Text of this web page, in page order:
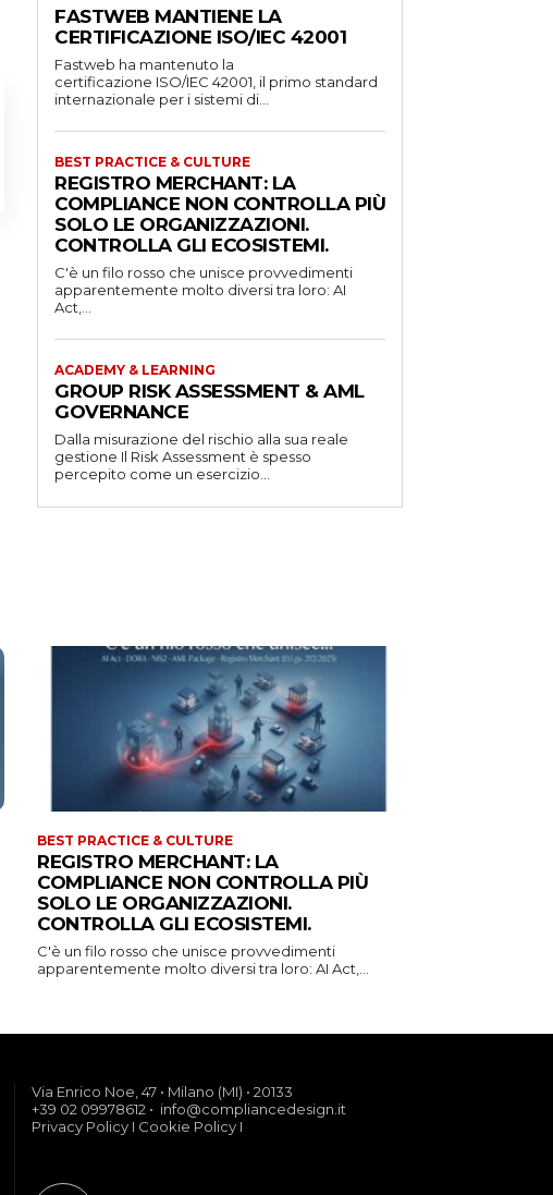
FASTWEB MANTIENE LA
CERTIFICAZIONE ISO/IEC 42001
Fastweb ha mantenuto la
certificazione ISO/IEC 42001, il primo standard
internazionale per i sistemi di...
BEST PRACTICE & CULTURE
REGISTRO MERCHANT: LA
COMPLIANCE NON CONTROLLA PIÙ
SOLO LE ORGANIZZAZIONI.
CONTROLLA GLI ECOSISTEMI.
C'è un filo rosso che unisce provvedimenti
apparentemente molto diversi tra loro: AI
Act,...
ACADEMY & LEARNING
GROUP RISK ASSESSMENT & AML
GOVERNANCE
Dalla misurazione del rischio alla sua reale
gestione Il Risk Assessment è spesso
percepito come un esercizio...
BEST PRACTICE & CULTURE
REGISTRO MERCHANT: LA
COMPLIANCE NON CONTROLLA PIÙ
SOLO LE ORGANIZZAZIONI.
CONTROLLA GLI ECOSISTEMI.
C'è un filo rosso che unisce provvedimenti
apparentemente molto diversi tra loro: AI Act,...
Via Enrico Noe, 47 • Milano (MI) • 20133
+39 02 09978612 • info@compliancedesign.it
Privacy Policy I Cookie Policy I